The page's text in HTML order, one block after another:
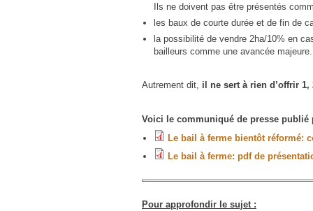
Ils ne doivent pas être présentés
les baux de courte durée et de fin de
la possibilité de vendre 2ha/10% en
bailleurs comme une avancée majeure.
Autrement dit, il ne sert à rien d’offrir
Voici le communiqué de presse publié
Le bail à ferme bientôt réformé:
Le bail à ferme: pdf de
Pour approfondir le sujet :